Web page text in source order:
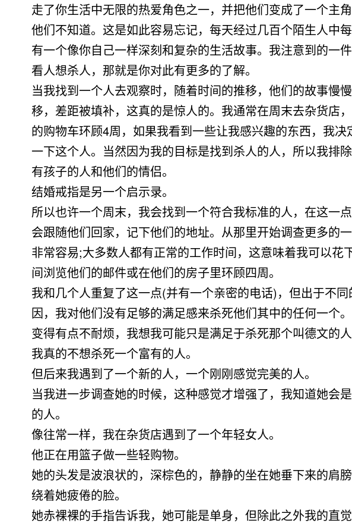
走了你生活中无限的热爱角色之一，并把他们变成了一个主
他们不知道。这是如此容易忘记，每天经过几百个陌生人中
有一个像你自己一样深刻和复杂的生活故事。我注意到的一
看人想杀人，那就是你对此有更多的了解。
当我找到一个人去观察时，随着时间的推移，他们的故事慢
移，差距被填补，这真的是惊人的。我通常在周末去杂货店
的购物车环顾4周，如果我看到一些让我感兴趣的东西，我决
一下这个人。当然因为我的目标是找到杀人的人，所以我排
有孩子的人和他们的情侣。
结婚戒指是另一个启示录。
所以也许一个周末，我会找到一个符合我标准的人，在这一
会跟随他们回家，记下他们的地址。从那里开始调查更多的
非常容易;大多数人都有正常的工作时间，这意味着我可以花
间浏览他们的邮件或在他们的房子里环顾四周。
我和几个人重复了这一点(并有一个亲密的电话)，但出于不同
因，我对他们没有足够的满足感来杀死他们其中的任何一个
变得有点不耐烦，我想我可能只是满足于杀死那个叫德文的
我真的不想杀死一个富有的人。
但后来我遇到了一个新的人，一个刚刚感觉完美的人。
当我进一步调查她的时候，这种感觉才增强了，我知道她会
的人。
像往常一样，我在杂货店遇到了一个年轻女人。
他正在用篮子做一些轻购物。
她的头发是波浪状的，深棕色的，静静的坐在她垂下来的肩
绕着她疲倦的脸。
她赤裸裸的手指告诉我，她可能是单身，但除此之外我的直